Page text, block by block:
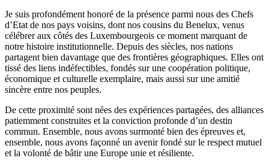
Je suis profondément honoré de la présence parmi nous des Chefs
d’Etat de nos pays voisins, dont nos cousins du Benelux, venus
célébrer aux côtés des Luxembourgeois ce moment marquant de
notre histoire institutionnelle. Depuis des siècles, nos nations
partagent bien davantage que des frontières géographiques. Elles ont
tissé des liens indéfectibles, fondés sur une coopération politique,
économique et culturelle exemplaire, mais aussi sur une amitié
sincère entre nos peuples.
De cette proximité sont nées des expériences partagées, des alliances
patiemment construites et la conviction profonde d’un destin
commun. Ensemble, nous avons surmonté bien des épreuves et,
ensemble, nous avons façonné un avenir fondé sur le respect mutuel
et la volonté de bâtir une Europe unie et résiliente.